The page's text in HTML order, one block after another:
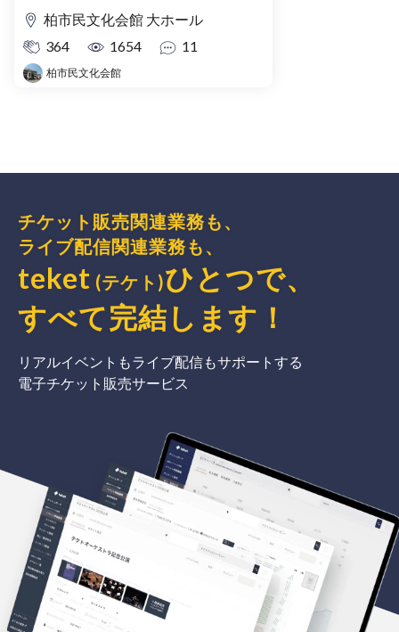
柏市民文化会館 大ホール
364
1654 11
柏市民文化会館
チケット販売関連業務も、
ライブ配信関連業務も、
teket (テケト)ひとつで、
すべて完結 します ！
リアルイベントもライブ配信もサポートする
電子チケット販売サービス